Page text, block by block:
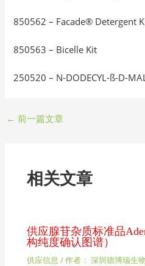
850562 – Facade® Detergent
850563 – Bicelle Kit
250520 – N-DODECYL-ß-D-
← 前一篇文章
相关文章
供应腺苷杂质标准品
构纯度确认图谱）
供应信息 / 作者： 深圳德博瑞生